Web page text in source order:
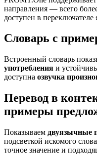
направления — всего
доступен в переключателе
Словарь с
Встроенный словарь
употребления и
доступна озвучка
Перевод в
примеры
Показываем двуязычные
подсветкой искомого
точное значение и